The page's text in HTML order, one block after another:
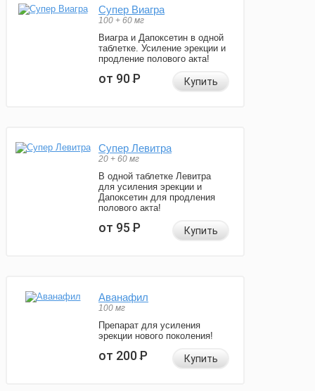
Супер Виагра
100 + 60 мг
Виагра и Дапоксетин в одной
таблетке. Усиление эрекции и
продление полового акта!
от 90Р Купить
Супер Левитра
20 + 60 мг
В одной таблетке Левитра
для усиления эрекции и
Дапоксетин для продления
полового акта!
от 95Р Купить
Аванафил
100 мг
Препарат для усиления
эрекции нового поколения!
от 200Р Купить